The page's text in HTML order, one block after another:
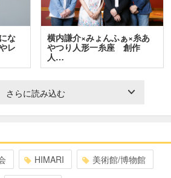
な
レ
横内謙介×みょんふぁ×糸あ
やつり人形一糸座 創作
人…
さらに読み込む
HIMARI 美術館/博物館